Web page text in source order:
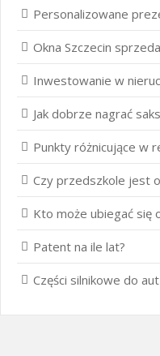
Personalizowane
Okna Szczecin
Inwestowanie w
Jak dobrze nagrać
Punkty różnicujące w
Czy przedszkole jest
Kto może ubiegać się
Patent na ile lat?
Części silnikowe do